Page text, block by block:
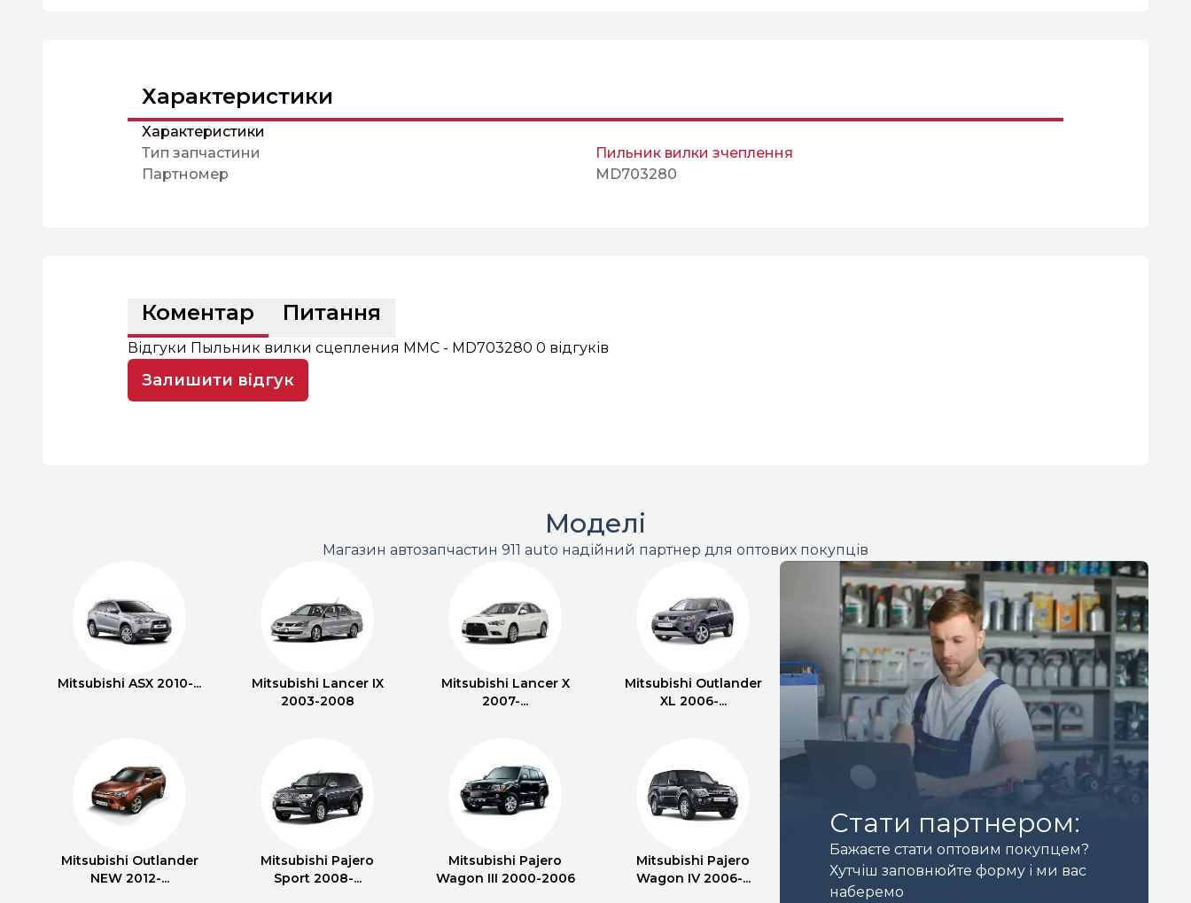
Характеристики
Характеристики
Тип запчастини
Пильник вилки зчеплення
Партномер
MD703280
Коментар Питання
Відгуки Пыльник вилки сцепления MMC - MD703280 0 відгуків
Залишити відгук
Моделі
Магазин автозапчастин 911 auto надійний партнер для оптових покупців
Mitsubishi ASX 2010-...
Mitsubishi Lancer IX
2003-2008
Mitsubishi Lancer X
2007-...
Mitsubishi Outlander
XL 2006-...
Mitsubishi Outlander
NEW 2012-...
Mitsubishi Pajero
Sport 2008-...
Mitsubishi Pajero
Wagon III 2000-2006
Mitsubishi Pajero
Wagon IV 2006-...
Стати партнером:
Бажаєте стати оптовим покупцем?
Хутчіш заповнюйте форму і ми вас
наберемо